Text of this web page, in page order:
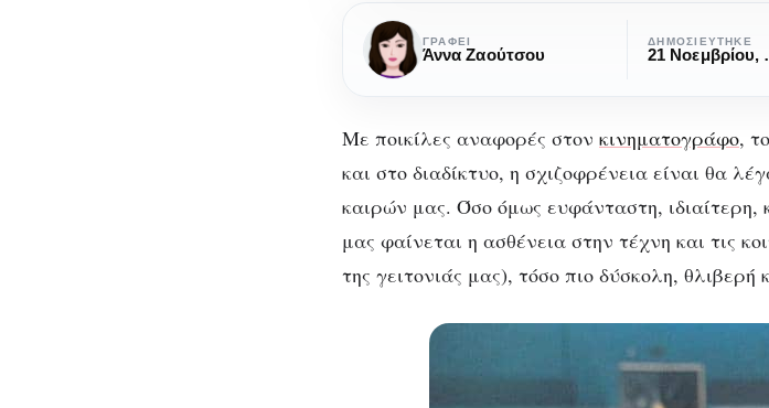
Σχιζοφρένεια:
Μύθοι
και
ΓΡΆΦΕΙ
Άννα Ζαούτσου
ΔΗΜΟΣΙΕΎΤΗΚΕ
21
Με ποικίλες αναφορές στον κινηματογράφο,
και στο διαδίκτυο, η σχιζοφρένεια είναι θα
καιρών μας. Όσο όμως ευφάνταστη, ιδιαίτερη,
μας φαίνεται η ασθένεια στην τέχνη και τις
της γειτονιάς μας), τόσο πιο δύσκολη,